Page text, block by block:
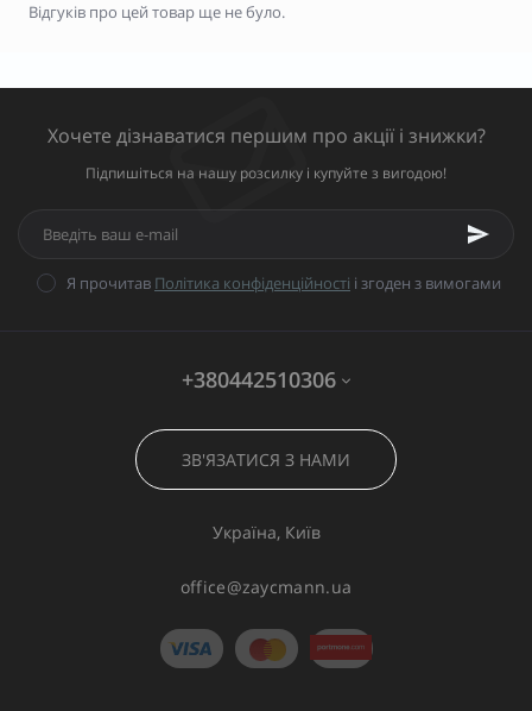
Відгуків про цей товар ще не було.
Хочете дізнаватися першим про акції і знижки?
Підпишіться на нашу розсилку і купуйте з вигодою!
Я прочитав Політика конфіденційності і згоден з вимогами
+380442510306
ЗВ'ЯЗАТИСЯ З НАМИ
Україна, Київ
office@zaycmann.ua